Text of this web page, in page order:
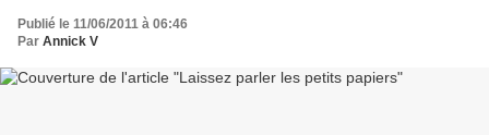
Publié le 11/06/2011 à 06:46
Par Annick V